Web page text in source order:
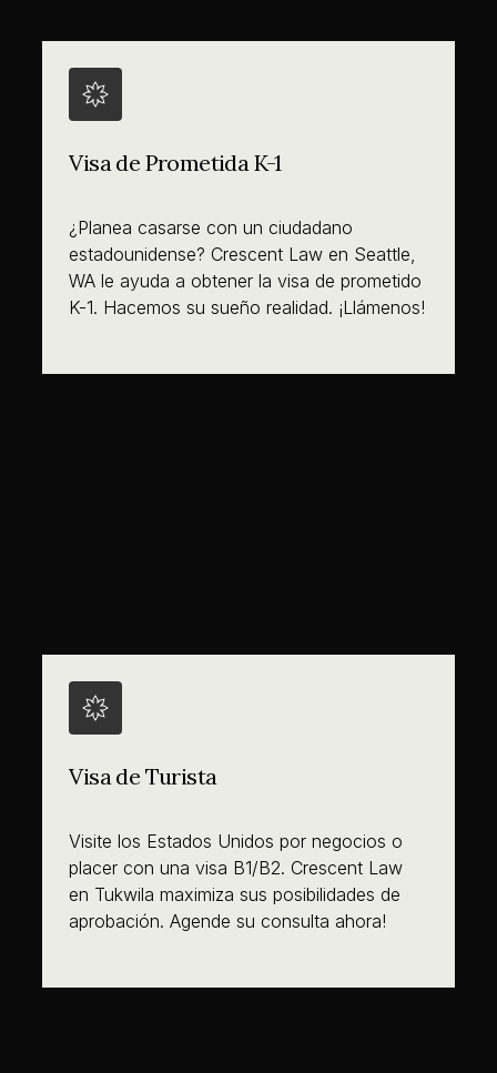
Visa de Prometida K-1
¿Planea casarse con un ciudadano
estadounidense? Crescent Law en Seattle,
WA le ayuda a obtener la visa de prometido
K-1. Hacemos su sueño realidad. ¡Llámenos!
Visa de Turista
Visite los Estados Unidos por negocios o
placer con una visa B1/B2. Crescent Law
en Tukwila maximiza sus posibilidades de
aprobación. Agende su consulta ahora!